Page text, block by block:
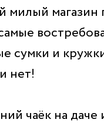
милый
сумки и
нет!
чаёк на